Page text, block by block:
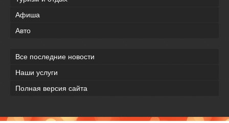
Афиша
Авто
Все последние новости
Наши услуги
Полная версия сайта